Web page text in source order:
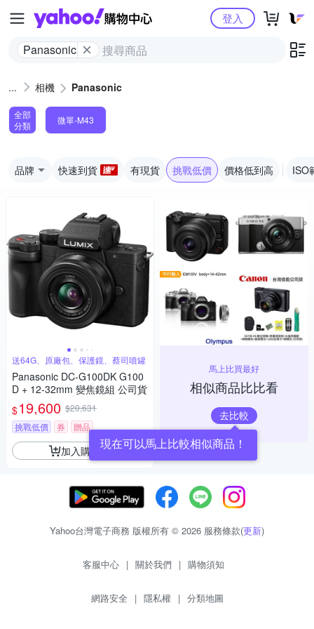
Yahoo購物中心
Panasonic
登入
相機 Panasonic
全部
分類
微單-M43
品牌 快速到貨 有現貨 挑戰低價 價格低到高 ISO
送64G、原廠包、保護鏡、蔡司噴罐
Panasonic DC-G100DK G100
D + 12-32mm 變焦鏡組 公司貨
$19,600 $20,631
挑戰低價
券 贈品
加入購物車
馬上比買最好
相似商品比比看
去比較
現在可以馬上比較相似商品！
Yahoo台灣電子商務 版權所有 © 2026 服務條款(更新)
客服中心 | 關於我們 | 購物須知
網路安全 | 隱私權 | 分類地圖